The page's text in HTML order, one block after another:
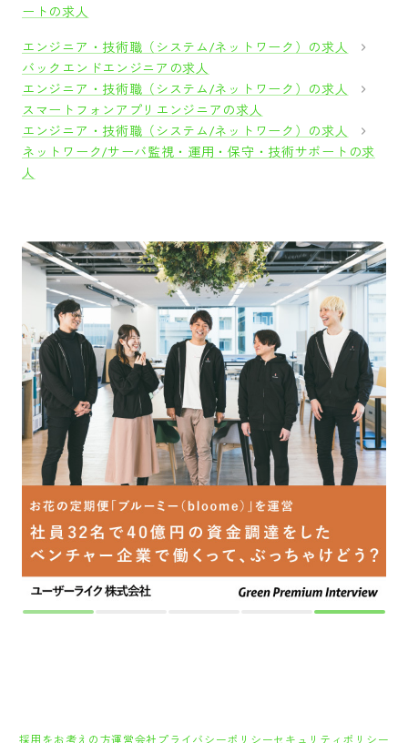
ートの求人
エンジニア・技術職（システム/ネットワーク）の求人
バックエンドエンジニアの求人
エンジニア・技術職（システム/ネットワーク）の求人
スマートフォンアプリエンジニアの求人
エンジニア・技術職（システム/ネットワーク）の求人
ネットワーク/サーバ監視・運用・保守・技術サポートの求
人
採用をお考えの方 運営会社プライバシーポリシーセキュリティポリシー
利用者情報の外部送信
利用規約 よくある質問 サイトマップ Green Identity
Copyright© Atrae, Inc. All Right Reserved.
転職サイトGreen エンジニア・技術職（システム/ネットワーク）の求人
学びを変える！自社サービスを一緒に育てるバックエンドエンジニア募集！◇動画&ドキ